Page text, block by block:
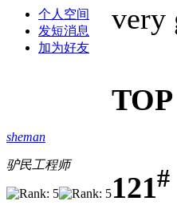
个人空间
发短消息
加为好友
very
TOP
sheman
驴民工程师
121#